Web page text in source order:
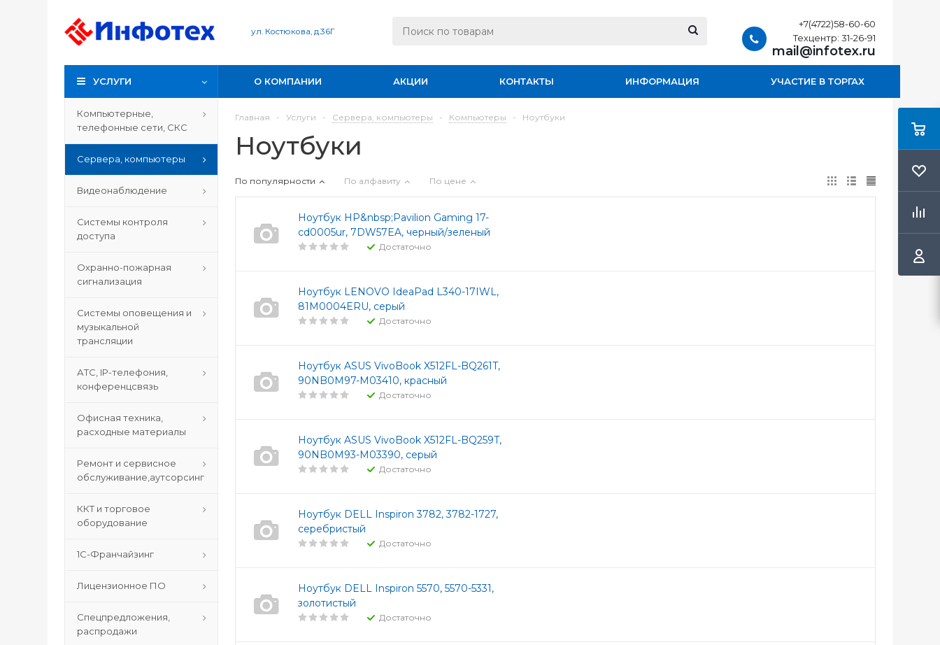
ул. Костюкова, д.36Г
+7(4722)58-60-60
Техцентр: 31-26-91
mail@infotex.ru
УСЛУГИ О КОМПАНИИ АКЦИИ КОНТАКТЫ ИНФОРМАЦИЯ УЧАСТИЕ В ТОРГАХ
Компьютерные,
телефонные сети, СКС
Сервера, компьютеры
Видеонаблюдение
Системы контроля
доступа
Охранно-пожарная
сигнализация
Системы оповещения и
музыкальной
трансляции
АТС, IP-телефония,
конференцсвязь
Офисная техника,
расходные материалы
Ремонт и сервисное
обслуживание,аутсорсинг
ККТ и торговое
оборудование
1С-Франчайзинг
Лицензионное ПО
Спецпредложения,
распродажи
Главная - Услуги - Сервера, компьютеры - Компьютеры - Ноутбуки
Ноутбуки
По популярности По алфавиту По цене
Ноутбук HP&nbsp;Pavilion Gaming 17-
cd0005ur, 7DW57EA, черный/зеленый
Достаточно
Ноутбук LENOVO IdeaPad L340-17IWL,
81M0004ERU, серый
Достаточно
Ноутбук ASUS VivoBook X512FL-BQ261T,
90NB0M97-M03410, красный
Достаточно
Ноутбук ASUS VivoBook X512FL-BQ259T,
90NB0M93-M03390, серый
Достаточно
Ноутбук DELL Inspiron 3782, 3782-1727,
серебристый
Достаточно
Ноутбук DELL Inspiron 5570, 5570-5331,
золотистый
Достаточно